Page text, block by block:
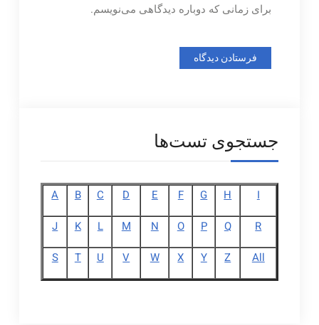
برای زمانی که دوباره دیدگاهی می‌نویسم.
جستجوی تست‌ها
I
H
G
F
E
D
C
B
A
R
Q
P
O
N
M
L
K
J
All
Z
Y
X
W
V
U
T
S